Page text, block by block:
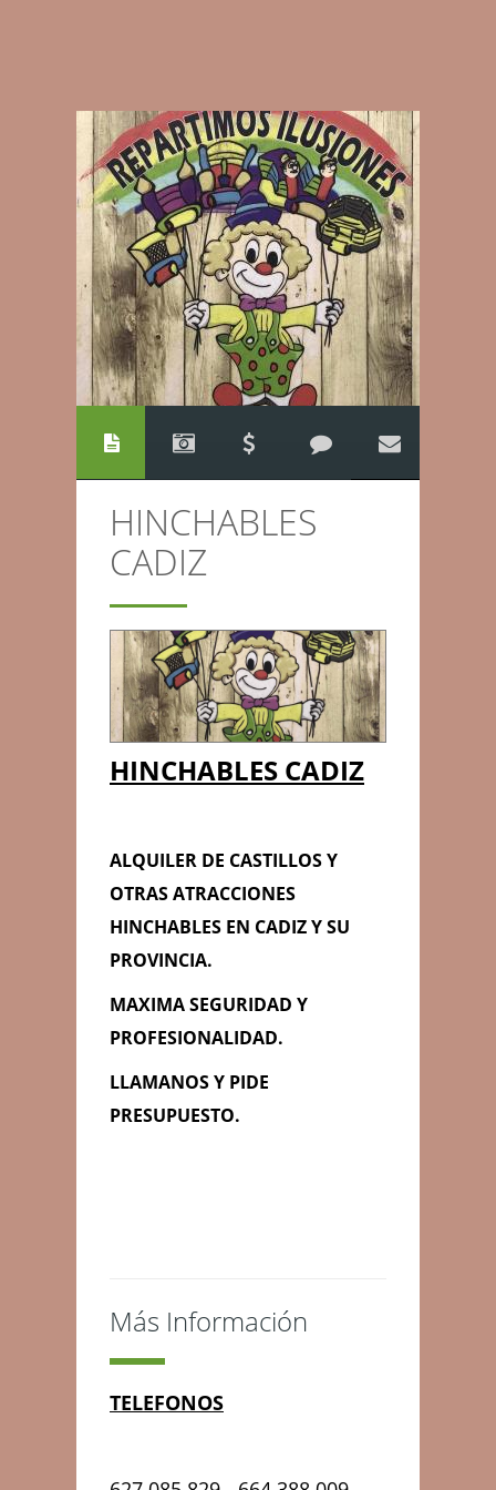
HINCHABLES
CADIZ
HINCHABLES CADIZ
ALQUILER DE CASTILLOS Y
OTRAS ATRACCIONES
HINCHABLES EN CADIZ Y SU
PROVINCIA.
MAXIMA SEGURIDAD Y
PROFESIONALIDAD.
LLAMANOS Y PIDE
PRESUPUESTO.
Más Información
TELEFONOS
CONTACTO
Anterior/Siguiente página
Información de
Contacto
hinchablescanoehijos@gmail.com
Contacta con Nosotros